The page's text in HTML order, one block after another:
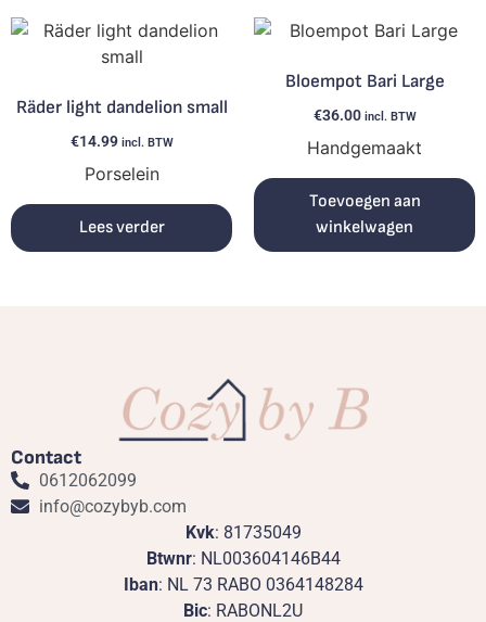
Räder light dandelion small
€14.99 incl. BTW
Porselein
Lees verder
Bloempot Bari Large
€36.00 incl. BTW
Handgemaakt
Toevoegen aan
winkelwagen
Contact
0612062099
info@cozybyb.com
Kvk: 81735049
Btwnr: NL003604146B44
Iban: NL 73 RABO 0364148284
Bic: RABONL2U